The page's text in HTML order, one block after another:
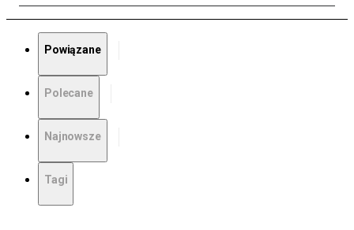
Powiązane
Polecane
Najnowsze
Tagi